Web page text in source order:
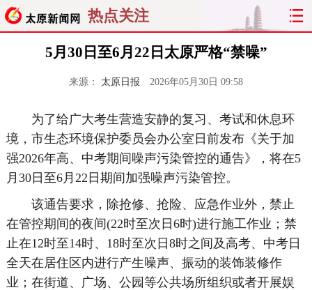
热点关注
5月30日至6月22日太原严格“禁噪”
来源： 太原日报 2026年05月30日 09:58
为了给广大考生营造安静的复习、考试和休息环
境，市生态环境保护委员会办公室日前发布《关于加
强2026年高、中考期间噪声污染管控的通告》，将在5
月30日至6月22日期间加强噪声污染管控。
该通告要求，除抢修、抢险、应急作业外，禁止
在管控期间的夜间(22时至次日6时)进行施工作业；禁
止在12时至14时、18时至次日8时之间及高考、中考日
全天在居住区内进行产生噪声、振动的装饰装修作
业；在街道、广场、公园等公共场所组织或者开展娱